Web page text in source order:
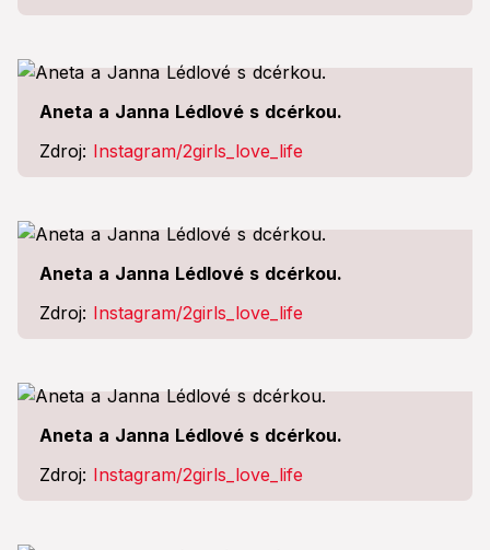
Aneta a Janna Lédlové s dcérkou.
Zdroj: Instagram/2girls_love_life
Aneta a Janna Lédlové s dcérkou.
Zdroj: Instagram/2girls_love_life
Aneta a Janna Lédlové s dcérkou.
Zdroj: Instagram/2girls_love_life